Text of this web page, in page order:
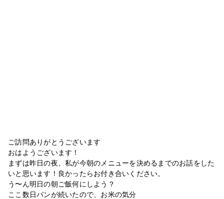
ご訪問ありがとうございます
おはようございます！
まずは昨日の夜、私が今朝のメニューを決めるまでのお話をした
いと思います！良かったらお付き合いください。
う〜ん明日の朝ご飯何にしよう？
ここ数日パンが続いたので、お米の気分